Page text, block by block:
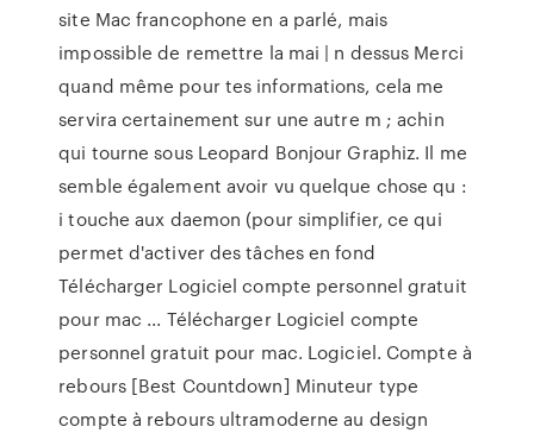
site Mac francophone en a parlé, mais
impossible de remettre la mai | n dessus Merci
quand même pour tes informations, cela me
servira certainement sur une autre m ; achin
qui tourne sous Leopard Bonjour Graphiz. Il me
semble également avoir vu quelque chose qu :
i touche aux daemon (pour simplifier, ce qui
permet d'activer des tâches en fond
Télécharger Logiciel compte personnel gratuit
pour mac ... Télécharger Logiciel compte
personnel gratuit pour mac. Logiciel. Compte à
rebours [Best Countdown] Minuteur type
compte à rebours ultramoderne au design